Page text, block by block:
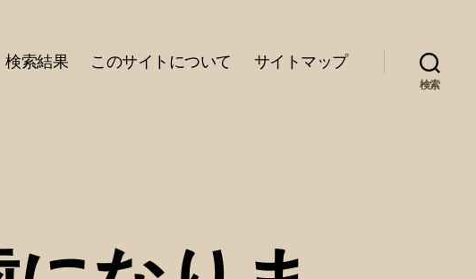
検索結果 このサイトについて サイトマップ
検索